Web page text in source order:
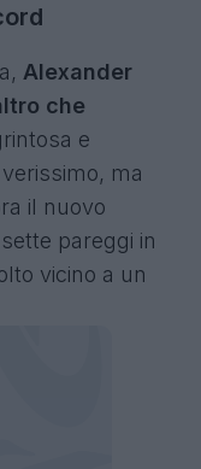
Alexander
che
e
ma
il nuovo
pareggi in
vicino a un